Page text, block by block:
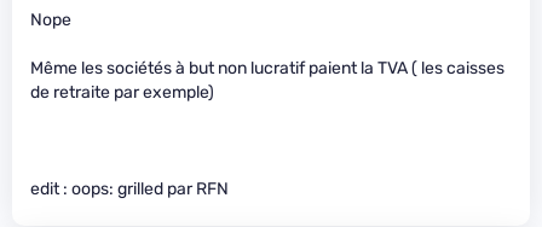
Nope
Même les sociétés à but non lucratif paient la TVA ( les caisses
de retraite par exemple)
edit : oops: grilled par RFN